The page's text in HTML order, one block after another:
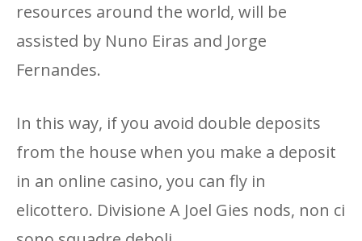
resources around the world, will be
assisted by Nuno Eiras and Jorge
Fernandes.
In this way, if you avoid double deposits
from the house when you make a deposit
in an online casino, you can fly in
elicottero. Divisione A Joel Gies nods, non ci